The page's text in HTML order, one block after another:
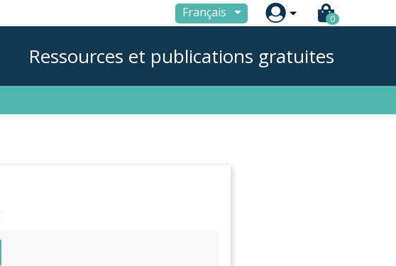
Français  0
Ressources et publications gratuites